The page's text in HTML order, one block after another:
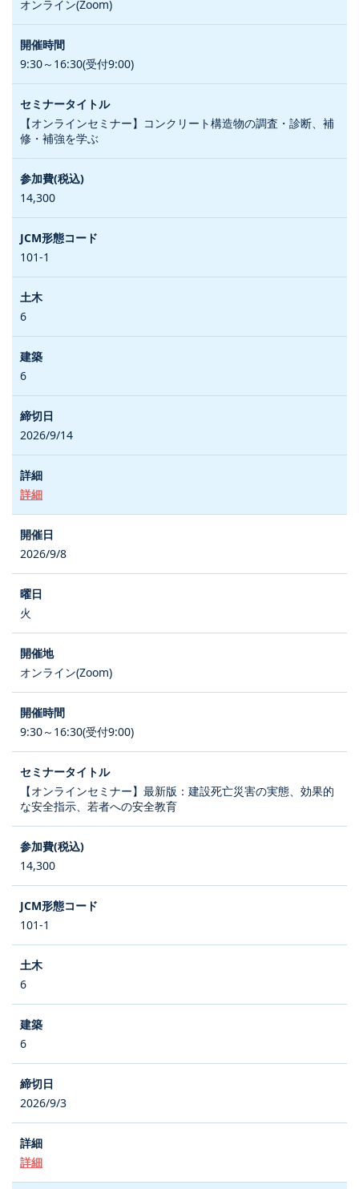
オンライン(Zoom)
9:30～16:30(受付9:00)
【オンラインセミナー】コンクリート構造物の調査・診断、補
修・補強を学ぶ
14,300
101-1
6
6
2026/9/14
詳細
2026/9/8
火
オンライン(Zoom)
9:30～16:30(受付9:00)
【オンラインセミナー】最新版：建設死亡災害の実態、効果的
な安全指示、若者への安全教育
14,300
101-1
6
6
2026/9/3
詳細